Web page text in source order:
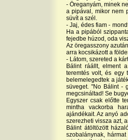
- Öreganyám, minek
a pipával, mikor nem
süvít a szél.
- Jaj, édes fiam -
Ha a pipából
fejedbe húzod, oda
Az öregasszony
arra kocsikázott a
- Látom, szereted a
Bálint ráállt, elment
teremtés volt, és egy
belemelegedtek a
süveget. "No Bálint -
megcsináltad! Se
Egyszer csak előtte
mintha vackorba
ajándékait. Az anyó
szerezheti vissza azt,
Bálint átöltözött
szobalánynak,